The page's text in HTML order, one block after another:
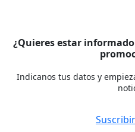
¿Quieres estar
Indicanos tus datos y